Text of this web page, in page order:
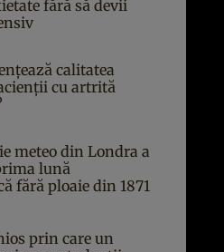
fără să devii
calitatea
cu artrită
meteo din Londra a
lună
fără ploaie din 1871
prin care un